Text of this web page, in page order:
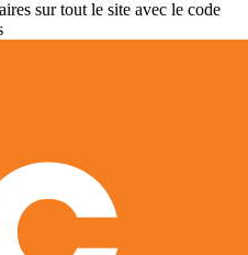
sur tout le site avec le code